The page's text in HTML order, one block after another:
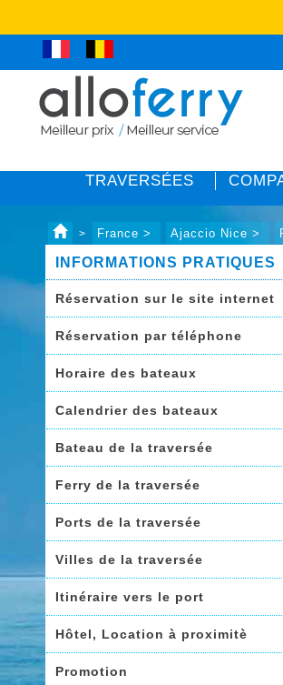
TRAVERSÉES
> France > Ajaccio Nice >
INFORMATIONS PRATIQUES
Réservation sur le site internet
Réservation par téléphone
Horaire des bateaux
Calendrier des bateaux
Bateau de la traversée
Ferry de la traversée
Ports de la traversée
Villes de la traversée
Itinéraire vers le port
Hôtel, Location à proximitè
Promotion